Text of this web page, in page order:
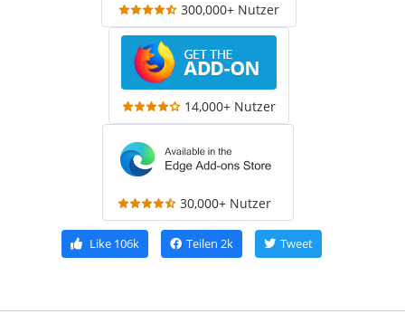
300,000+ Nutzer
14,000+ Nutzer
30,000+ Nutzer
Like 106k Teilen 2k Tweet